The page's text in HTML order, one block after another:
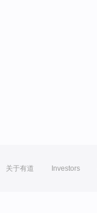
关于有道 Investors